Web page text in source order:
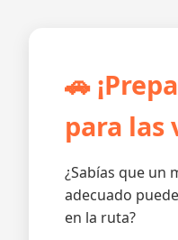
🚗
para las
¿Sabías que un
adecuado
en la ruta?